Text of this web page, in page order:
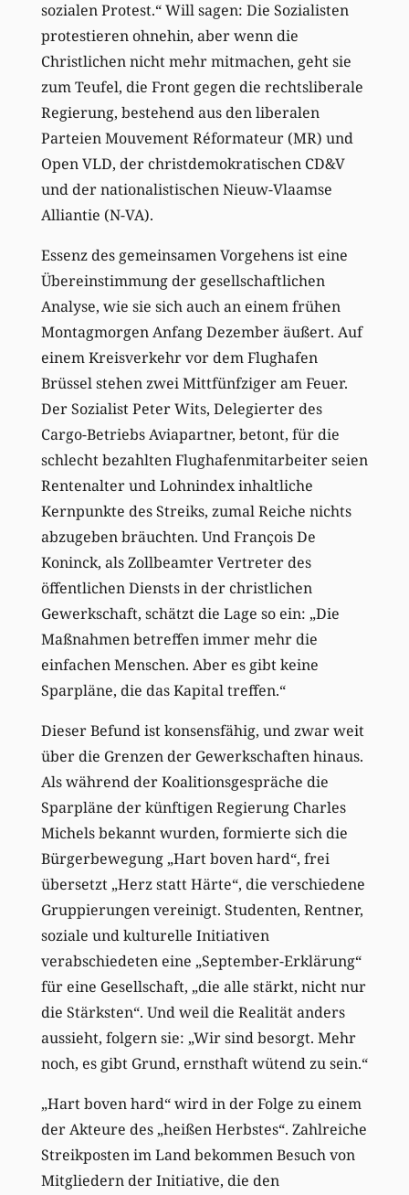
sozialen Protest.“ Will sagen: Die Sozialisten
protestieren ohnehin, aber wenn die
Christlichen nicht mehr mitmachen, geht sie
zum Teufel, die Front gegen die rechtsliberale
Regierung, bestehend aus den liberalen
Parteien Mouvement Réformateur (MR) und
Open VLD, der christdemokratischen CD&V
und der nationalistischen Nieuw-Vlaamse
Alliantie (N-VA).
Essenz des gemeinsamen Vorgehens ist eine
Übereinstimmung der gesellschaftlichen
Analyse, wie sie sich auch an einem frühen
Montagmorgen Anfang Dezember äußert. Auf
einem Kreisverkehr vor dem Flughafen
Brüssel stehen zwei Mittfünfziger am Feuer.
Der Sozialist Peter Wits, Delegierter des
Cargo-Betriebs Aviapartner, betont, für die
schlecht bezahlten Flughafenmitarbeiter seien
Rentenalter und Lohnindex inhaltliche
Kernpunkte des Streiks, zumal Reiche nichts
abzugeben bräuchten. Und François De
Koninck, als Zollbeamter Vertreter des
öffentlichen Diensts in der christlichen
Gewerkschaft, schätzt die Lage so ein: „Die
Maßnahmen betreffen immer mehr die
einfachen Menschen. Aber es gibt keine
Sparpläne, die das Kapital treffen.“
Dieser Befund ist konsensfähig, und zwar weit
über die Grenzen der Gewerkschaften hinaus.
Als während der Koalitionsgespräche die
Sparpläne der künftigen Regierung Charles
Michels bekannt wurden, formierte sich die
Bürgerbewegung „Hart boven hard“, frei
übersetzt „Herz statt Härte“, die verschiedene
Gruppierungen vereinigt. Studenten, Rentner,
soziale und kulturelle Initiativen
verabschiedeten eine „September-Erklärung“
für eine Gesellschaft, „die alle stärkt, nicht nur
die Stärksten“. Und weil die Realität anders
aussieht, folgern sie: „Wir sind besorgt. Mehr
noch, es gibt Grund, ernsthaft wütend zu sein.“
„Hart boven hard“ wird in der Folge zu einem
der Akteure des „heißen Herbstes“. Zahlreiche
Streikposten im Land bekommen Besuch von
Mitgliedern der Initiative, die den